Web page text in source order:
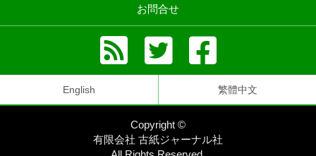
お問合せ
English 繁體中文
Copyright ©
有限会社 古紙ジャーナル社